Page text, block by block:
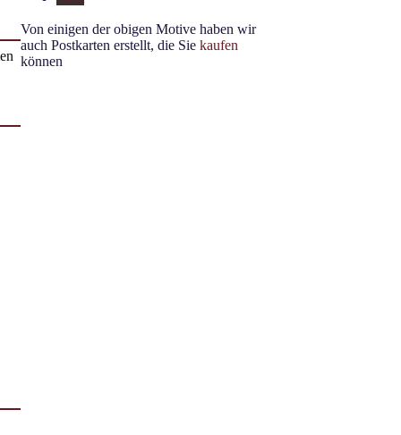
Von einigen der obigen Motive haben wir
auch Postkarten erstellt, die Siekaufen
können